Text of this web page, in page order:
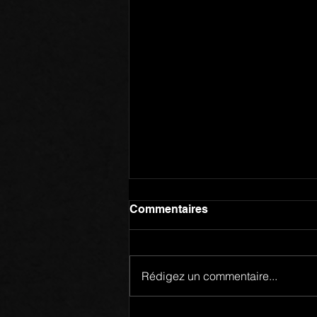
Commentaires
Rédigez un commentaire...